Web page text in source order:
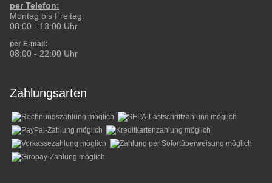
per Telefon:
Montag bis Freitag:
08:00 - 13:00 Uhr
per E-mail:
08:00 - 22:00 Uhr
Zahlungsarten